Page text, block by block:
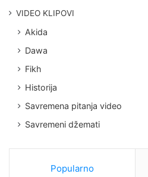
VIDEO KLIPOVI
Akida
Dawa
Fikh
Historija
Savremena pitanja video
Savremeni džemati
Popularno